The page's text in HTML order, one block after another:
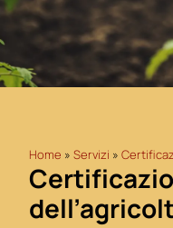
Home » Servizi »